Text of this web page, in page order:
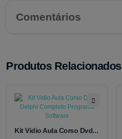
Comentários
Produtos Relacionados
Kit Vidio Aula Corso Dvd...